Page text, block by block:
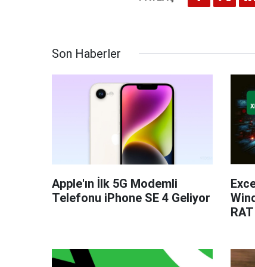
Son Haberler
Apple'ın İlk 5G Modemli
Telefonu iPhone SE 4 Geliyor